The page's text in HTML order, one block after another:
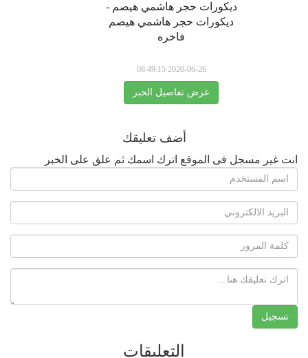
ديكورات حجر هاشمي هيصم -
ديكورات حجر هاشمي هيصم
فاخره
2020-06-26 08:49:15
عرض تفاصيل الخبر
أضف تعليقك
انت غير مسجل فى الموقع اترك اسمك ثم علق على الخبر
التعليقات